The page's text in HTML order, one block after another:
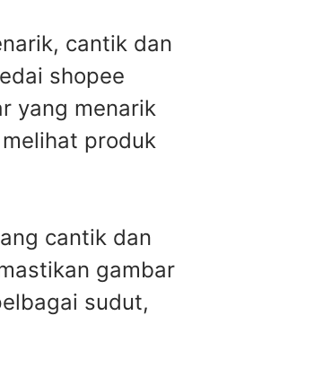
cantik dan
shopee
yang menarik
produk
cantik dan
gambar
sudut,